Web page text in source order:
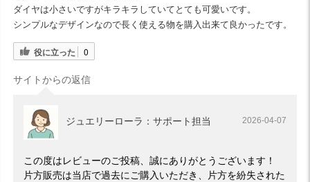
ダイヤは小さいですがキラキラしていてとても可愛いです。
シンプルなデザインなので長く使える物を購入出来て良かったです。
役に立った 0
サイトからの返信
ジュエリーローラ：サポート担当 2026-04-07
この度はレビューのご投稿、誠にありがとうございます！
片方販売は当店で過去にご購入いただき、片方を紛失された